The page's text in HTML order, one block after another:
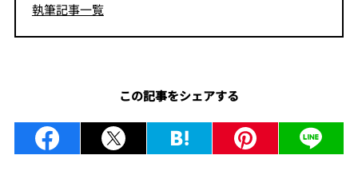
執筆記事一覧
この記事をシェアする